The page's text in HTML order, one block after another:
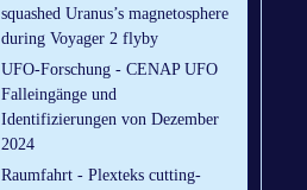
squashed Uranus’s magnetosphere
during Voyager 2 flyby
UFO-Forschung - CENAP UFO
Falleingänge und
Identifizierungen von Dezember
2024
Raumfahrt - Plexteks cutting-